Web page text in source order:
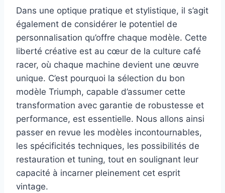
Dans une optique pratique et stylistique, il s’agit
également de considérer le potentiel de
personnalisation qu’offre chaque modèle. Cette
liberté créative est au cœur de la culture café
racer, où chaque machine devient une œuvre
unique. C’est pourquoi la sélection du bon
modèle Triumph, capable d’assumer cette
transformation avec garantie de robustesse et
performance, est essentielle. Nous allons ainsi
passer en revue les modèles incontournables,
les spécificités techniques, les possibilités de
restauration et tuning, tout en soulignant leur
capacité à incarner pleinement cet esprit
vintage.